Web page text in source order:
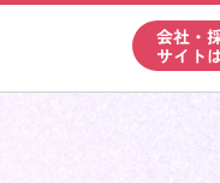
会社・
サイト